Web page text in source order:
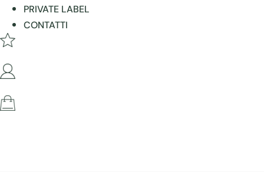
PRIVATE LABEL
CONTATTI